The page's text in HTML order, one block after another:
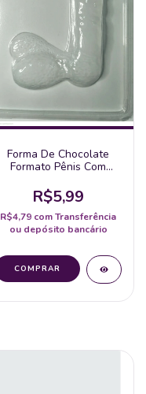
Forma De Chocolate
Formato Pênis Com
R$5,99
R$4,79 comTransferência
ou depósito bancário